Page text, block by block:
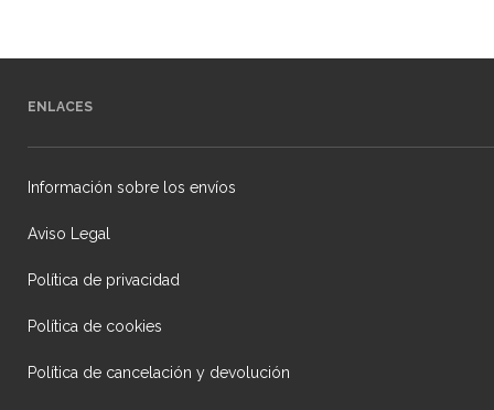
ENLACES
Información sobre los envíos
Aviso Legal
Política de privacidad
Política de cookies
Política de cancelación y devolución